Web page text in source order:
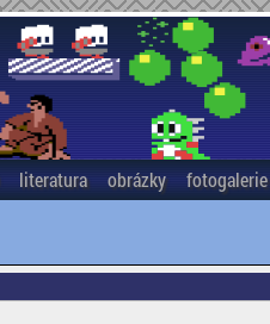
literatura obrázky fotogalerie